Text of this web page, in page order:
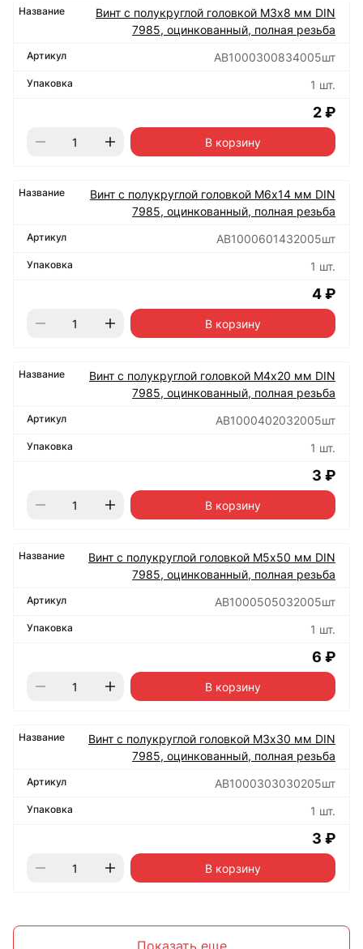
Винт с полукруглой головкой М3х8 мм DIN
7985, оцинкованный, полная резьба
АВ1000300834005шт
1 шт.
2 ₽
В корзину
Винт с полукруглой головкой М6х14 мм DIN
7985, оцинкованный, полная резьба
АВ1000601432005шт
1 шт.
4 ₽
В корзину
Винт с полукруглой головкой М4х20 мм DIN
7985, оцинкованный, полная резьба
АВ1000402032005шт
1 шт.
3 ₽
В корзину
Винт с полукруглой головкой М5х50 мм DIN
7985, оцинкованный, полная резьба
АВ1000505032005шт
1 шт.
6 ₽
В корзину
Винт с полукруглой головкой М3х30 мм DIN
7985, оцинкованный, полная резьба
АВ1000303030205шт
1 шт.
3 ₽
В корзину